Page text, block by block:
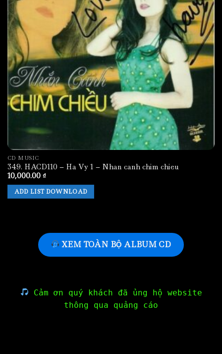
CD MUSIC
349. HACD110 – Ha Vy 1 – Nhan canh chim chieu
10,000.00 ₫
ADD LIST DOWNLOAD
XEM TOÀN BỘ ALBUM CD
Cảm ơn quý khách đã ủng hộ website
thông qua quảng cáo